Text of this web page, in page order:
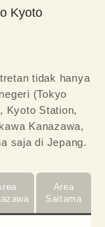
Kyoto
tidak hanya
(Tokyo
Kyoto Station,
Kanazawa,
saja di Jepang.
Area
Saitama